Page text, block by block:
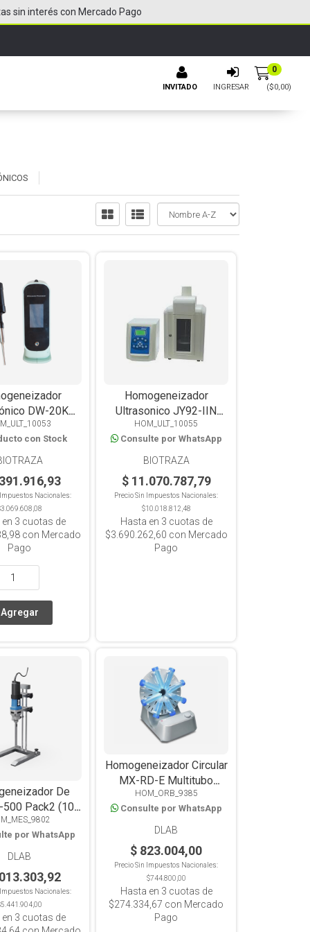
INVITADO INGRESAR
0
($0,00)
sin interés con Mercado Pago
DW-20K
extractor
táctil,
300ml.
con Stock
Nacionales:
3 cuotas de
con Mercado
Pago
Homogeneizador
Ultrasonico JY92-IIN
disrruptor extractor
digital, hasta 500 ml
HOM_ULT_10055
Consulte por WhatsApp
BIOTRAZA
$ 11.070.787,79
Precio Sin Impuestos Nacionales:
$10.018.812,48
Hasta en 3 cuotas de
$3.690.262,60 con Mercado
Pago
De
Pack2 (10-
5000ml)
por WhatsApp
DLAB
Nacionales:
3 cuotas de
Homogeneizador Circular
MX-RD-E Multitubo
Analógico, 0-80 rpm
HOM_ORB_9385
Consulte por WhatsApp
DLAB
$ 823.004,00
Precio Sin Impuestos Nacionales:
$744.800,00
Hasta en 3 cuotas de
$274.334,67 con Mercado
Pago